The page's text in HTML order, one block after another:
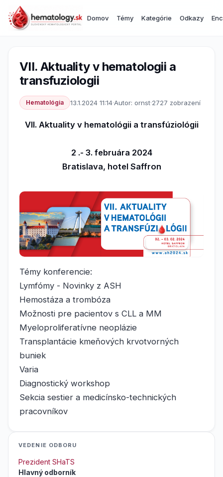
Domov Témy Kategórie Odkazy
VII. Aktuality v hematologii a
transfuziologii
Hematológia 13.1.2024 11:14·Autor: ornst·2727 zobrazení
VII. Aktuality v hematológii a transfúziológii
2 .- 3. februára 2024
Bratislava, hotel Saffron
Témy konferencie:
Lymfómy - Novinky z ASH
Hemostáza a trombóza
Možnosti pre pacientov s CLL a MM
Myeloproliferatívne neoplázie
Transplantácie kmeňových krvotvorných
buniek
Varia
Diagnostický workshop
Sekcia sestier a medicínsko-technických
pracovníkov
VEDENIE ODBORU
Prezident SHaTS
Hlavný odborník